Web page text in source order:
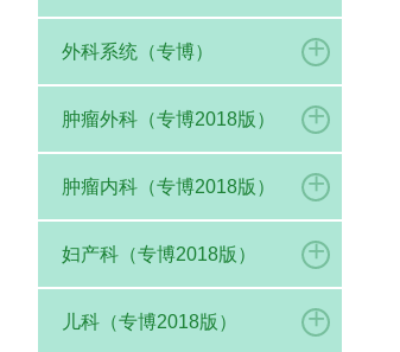
外科系统（专博） +
肿瘤外科（专博2018版） +
肿瘤内科（专博2018版） +
妇产科（专博2018版） +
儿科（专博2018版） +